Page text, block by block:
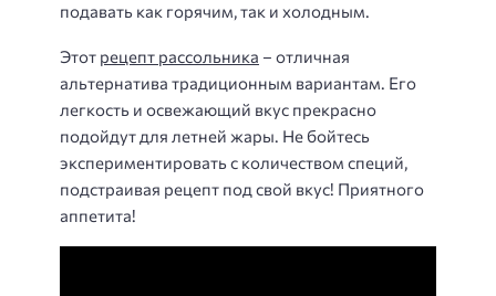
подавать как горячим, так и холодным.
Этот рецепт рассольника – отличная
альтернатива традиционным вариантам. Его
легкость и освежающий вкус прекрасно
подойдут для летней жары. Не бойтесь
экспериментировать с количеством специй,
подстраивая рецепт под свой вкус! Приятного
аппетита!